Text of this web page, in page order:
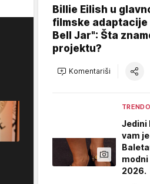
Billie Eilish u
filmske adaptacije
Bell Jar": Šta
projektu?
Komentariši
Jedini
vam
2026.